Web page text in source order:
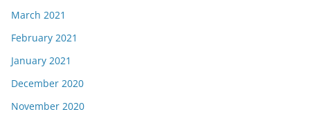
March 2021
February 2021
January 2021
December 2020
November 2020